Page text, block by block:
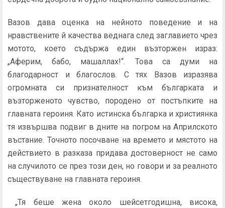
Вазов дава оценка на нейното поведение и на
нравствените й качества веднага след заглавието чрез
мотото, което съдържа един възторжен израз:
„Аферим, бабо, машаллах!“. Това са думи на
благодарност и благослов. С тях Вазов изразява
огромната си признателност към българката и
възторженото чувство, породено от постъпките на
главната героиня. Като истинска българка и християнка
тя извършва подвиг в дните на погром на Априлското
въстание. Точното посочване на времето и мястото на
действието в разказа придава достоверност не само
на случилото се през този ден, но говори и за реалното
съществуване на главната героиня.
„Тя беше жена около шейсетгодишна, висока,